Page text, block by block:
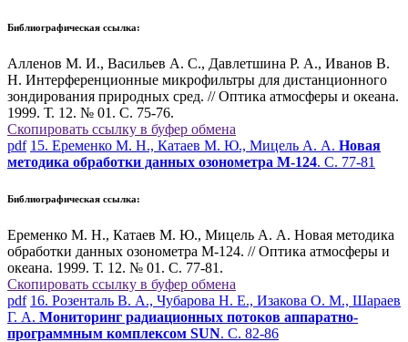
Библиографическая ссылка:
Алленов М. И., Васильев А. С., Давлетшина Р. А., Иванов В.
Н. Интерференционные микрофильтры для дистанционного
зондирования природных сред. // Оптика атмосферы и океана.
1999. Т. 12. № 01. С. 75-76.
Скопировать ссылку в буфер обмена
pdf 15. Еременко М. Н., Катаев М. Ю., Мицель А. А. Новая
методика обработки данных озонометра М-124. С. 77-81
Библиографическая ссылка:
Еременко М. Н., Катаев М. Ю., Мицель А. А. Новая методика
обработки данных озонометра М-124. // Оптика атмосферы и
океана. 1999. Т. 12. № 01. С. 77-81.
Скопировать ссылку в буфер обмена
pdf 16. Розенталь В. А., Чубарова Н. Е., Изакова О. М., Шараев
Г. А. Мониторинг радиационных потоков аппаратно-
программным комплексом SUN. С. 82-86